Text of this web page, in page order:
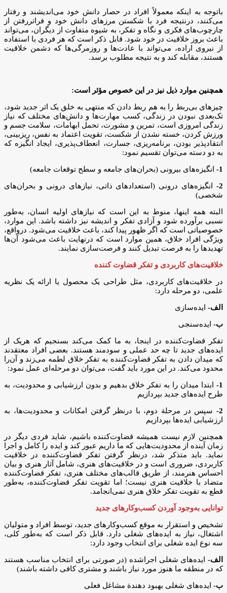
باتوجه به اینکه معمولاً افراد در حصار دانش خود می‌اندیشند و رفتار
می‌کنند، درنتیجه فرد با شکستن مرزهای دانش خود و فراتررفتن از
چارچوب‌های فکری و نگاه و تفکر، به شیوه متفاوت از دیگران، می‌تواند
باعث بروز خلاقیت در خود شود. قابل ذکر است که هر فردی با استفاده
از نیروی اراده، می‌تواند با عادت‌ها و روزمرگی‌ها که دشمن خلاقیت
هستند، مقابله کند و به نتیجه مطلوب برسد.
همچنین موارد ذیل نیز در این خصوص مؤثر است:
چیزهای بی‌ربط را به هم ربط دادن که منتهی به خلق یک اثر جدید شود،
تک‌بعدی نبودن در زندگی، کسب مهارت‌ها و دانش‌های مختلف که نیاز
زندگی امروزی است، تمرین و مشورت، تحمل ابهامات، سلامت جسم و
ورزش کردن، خسته نشدن از شکست، تقویت اعتماد به نفس، ریزبینی،
انتقادپذیر بودن، برنامه‌ریزی، جسارت، انعطاف‌پذیری، ایجاد انگیزه که
به دو دسته می‌توان تقسیم نمود:
1- انگیزه‌های بیرونی (بحران‌های جامعه و سطح توقعات جامعه)
2-
انگیزه‌های درونی (استعدادهای ذاتی، نیازهای درونی و بحران‌های
شخصی)
البته همه اینها، منوط به این است که نیازهای اولیه انسان، به‌طور
نسبی برآورده شود و آزادی تفکر و اندیشه نیز داشته باشد. این موارد،
خصوصیاتی است که اگر ظهور پیدا کند، باعث خلاقیت می‌شود. درواقع،
ویژگی افراد خلاق، همین موارد است که درنهایت باعث می‌شود آن‌ها
تهدیدها را به فرصت تبدیل کنند و فرصت‌سازی نمایند.
خلاقیت‌های کاربردی و تفکر قضاوت کننده
در خلاقیت‌های کاربردی، مثل طراحی یک محصول یا ارائه یک نظریه
علمی، دو مرحله دارد:
الف- ایده‌سازی
ب- ایده‌سنجی
تفکر قضاوت‌کننده در اینجا، به ما کمک می‌کند بسنجیم که هریک از
ایده‌های جدید تا چه حد عملی و سودمند هستند. بعضی افراد معتقدند
که میدان دادن به تفکر قضاوت‌کننده به تفکر خلاق لطمه می‌زند و آن‌را
محدود می‌کند. در این مورد باید گفت، می‌توان دو مرحله‌ای عمل نمود:
1-
ابتدا میدان را به تفکر خلاق بدهیم و بدون ارزشیابی و محدودیت، به
طرح ایده‌های جدید بپردازیم
2-
سپس در مرحلة دوم، با درنظر گرفتن امکانات و محدودیت‌ها، به
ارزشیابی ایده‌ها بپردازیم
همچنین لازم نیست همیشه قضاوت‌کننده باشیم، شاید فردی دیگر در
زمان آینده از محدودیت‌هایی که ما داریم عبور کند و ایده را کامل و اجرا
نماید. باید متذکر شد، درنظر گرفتن تفکر قضاوت‌کننده در خلاقیت
کاربردی، ضروری است و در خلاقیت‌های هنری، شامل آثار هنری و بیان
احساس هنرمند، از طریق قالب‌های مختلف هنری، تفکر قضاوت‌کننده
متضاد با خلاقیت هنری نیست؛ اما تقویت تفکر قضاوت‌کننده، به‌طور
قطع به تقویت تفکر خلاق هنری نمی‌انجامد.
توانایی به‌وجود آوردن کسب‌وکارهای جدید
تشخیص و استقرار به موقع کسب‌وکارهای جدید، توسط افراد و متولیان
اشتغال، نیاز به ایده‌های شغلی دارد. قابل ذکر است که به‌طور کلی،
سه نوع ایده شغلی برای انتخاب وجود دارد:
الف-
ایده‌های شغلی اجراشده (در صورتی برای انتخاب مناسب هستند
که در منطقه ما هنوز مورد نیاز باشند و مشتری کافی داشته باشند)
ب- ایده‌های شغلی بهبود دهندة مشاغل فعلی